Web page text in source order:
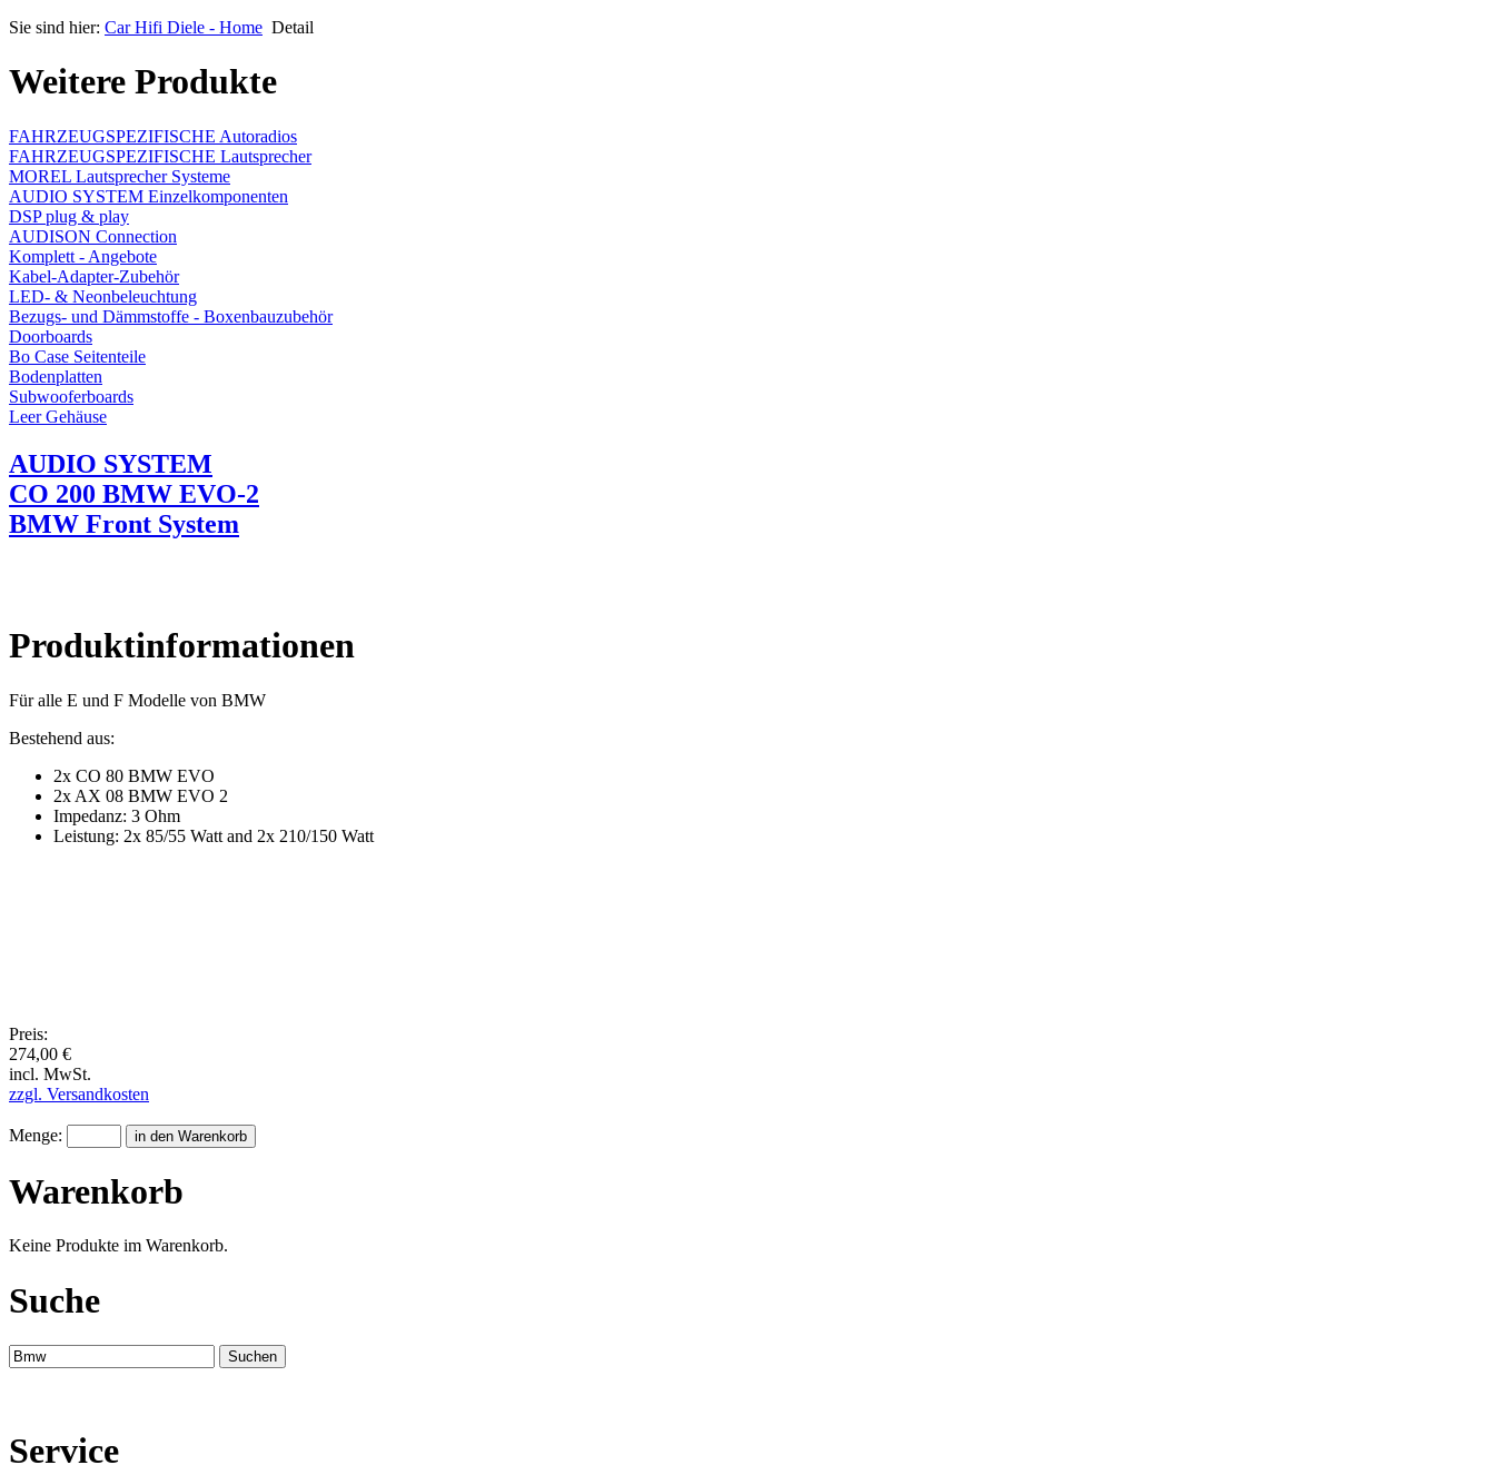
Sie sind hier: Car Hifi Diele - Home Detail
Weitere Produkte
FAHRZEUGSPEZIFISCHE Autoradios
FAHRZEUGSPEZIFISCHE Lautsprecher
MOREL Lautsprecher Systeme
AUDIO SYSTEM Einzelkomponenten
DSP plug & play
AUDISON Connection
Komplett - Angebote
Kabel-Adapter-Zubehör
LED- & Neonbeleuchtung
Bezugs- und Dämmstoffe - Boxenbauzubehör
Doorboards
Bo Case Seitenteile
Bodenplatten
Subwooferboards
Leer Gehäuse
AUDIO SYSTEM
CO 200 BMW EVO-2
BMW Front System
Produktinformationen
Für alle E und F Modelle von BMW
Bestehend aus:
2x CO 80 BMW EVO
2x AX 08 BMW EVO 2
Impedanz: 3 Ohm
Leistung: 2x 85/55 Watt and 2x 210/150 Watt
Preis:
274,00 €
incl. MwSt.
zzgl. Versandkosten
Menge:
Warenkorb
Keine Produkte im Warenkorb.
Suche
Service